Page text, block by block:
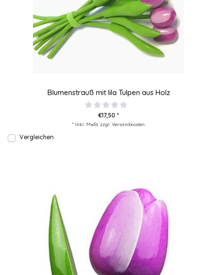
Blumenstrauß mit lila Tulpen aus Holz
€17,50 *
* Inkl. MwSt. zzgl. Versandkosten
Vergleichen